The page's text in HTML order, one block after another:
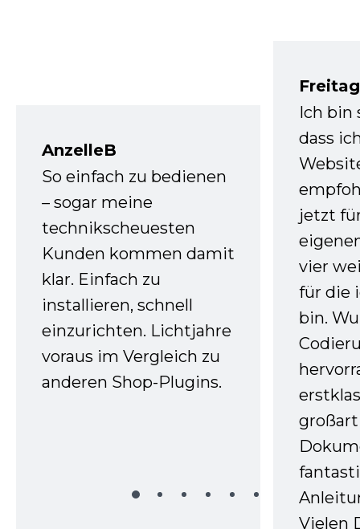
AnzelleB
So einfach zu bedienen
– sogar meine
technikscheuesten
Kunden kommen damit
klar. Einfach zu
installieren, schnell
einzurichten. Lichtjahre
voraus im Vergleich zu
anderen Shop-Plugins.
Ich bin
dass
jetzt
vier
für die
bin.
Vielen